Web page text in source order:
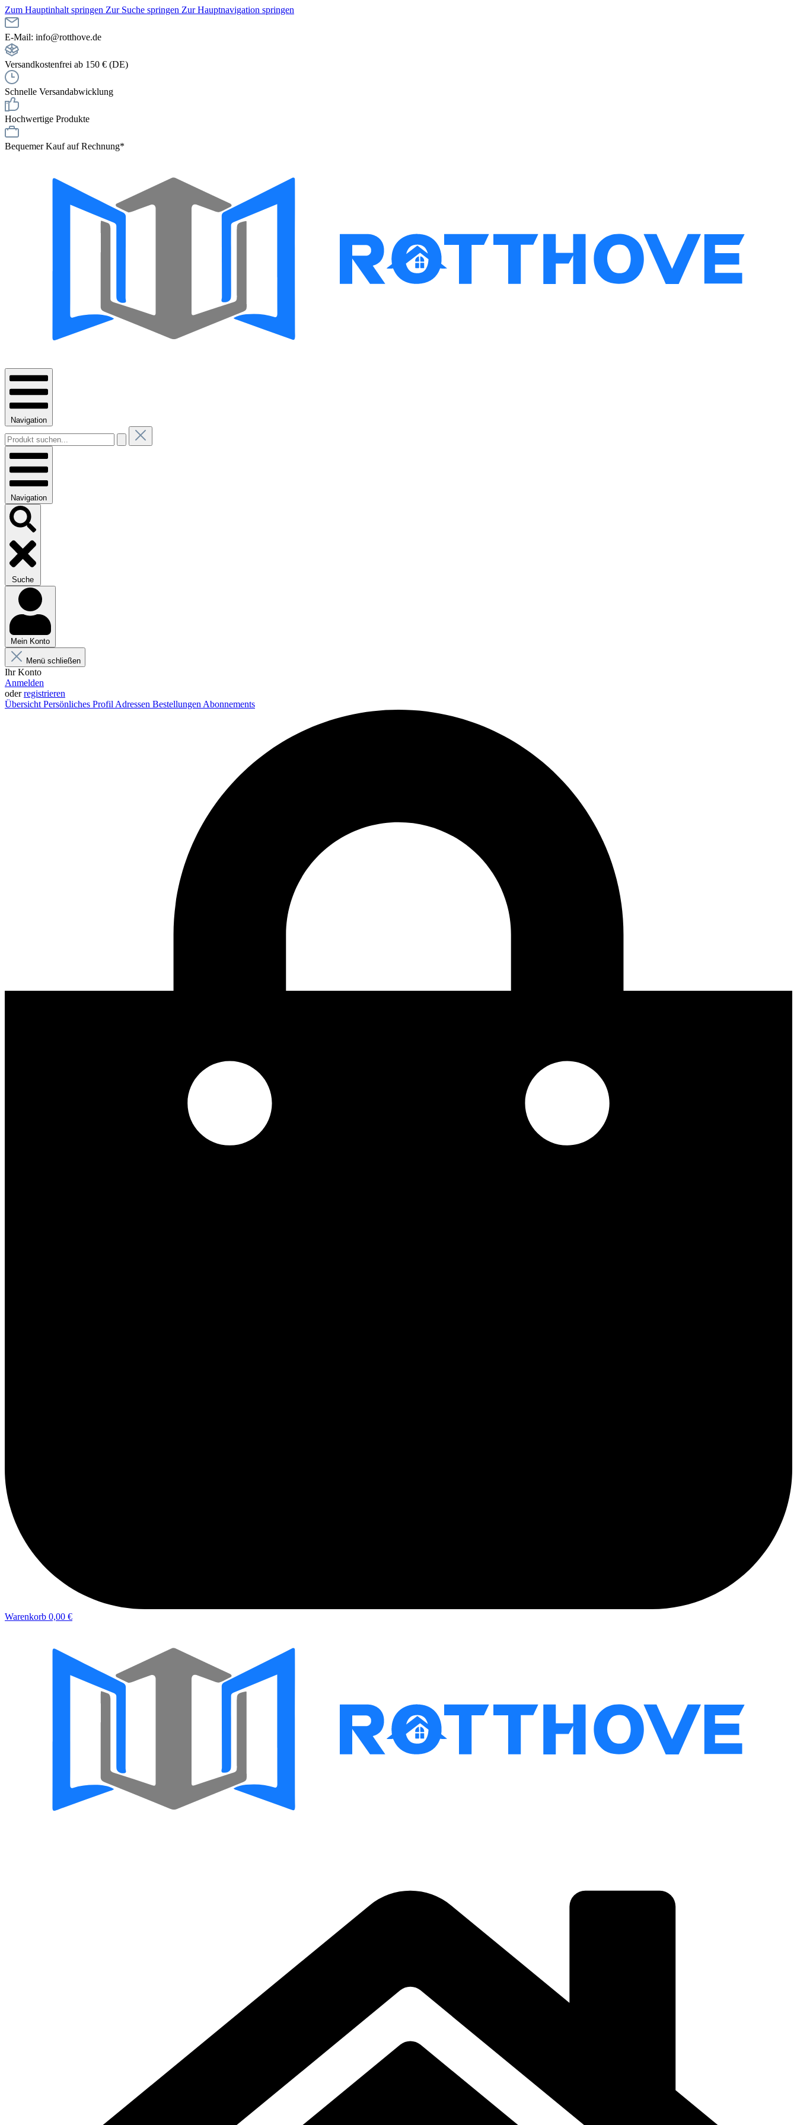
Zum Hauptinhalt springen Zur Suche springen Zur Hauptnavigation springen
E-Mail: info@rotthove.de
Versandkostenfrei ab 150 € (DE)
Schnelle Versandabwicklung
Hochwertige Produkte
Bequemer Kauf auf Rechnung*
Navigation
Navigation
Suche
Mein Konto
Menü schließen
Ihr Konto
Anmelden
oderregistrieren
Übersicht Persönliches Profil Adressen Bestellungen Abonnements
Warenkorb 0,00 €